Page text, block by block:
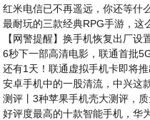
红米电信已不再遥远，你还等什
最耐玩的三款经典RPG手游，这
【网警提醒】换手机恢复出厂
6秒下一部高清电影，联通首批
还有1天！联通虚拟手机卡即将
安卓手机中的一股清流，中兴这
测评丨3种苹果手机壳大测评，
好评度最高的十款智能手机，华